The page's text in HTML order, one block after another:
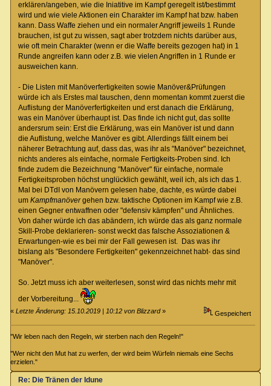
erklären/angeben, wie die Iniatitive im Kampf geregelt ist/bestimmt
wird und wie viele Aktionen ein Charakter im Kampf hat bzw. haben
kann. Dass Waffe ziehen und ein normaler Angriff jeweils 1 Runde
brauchen, ist gut zu wissen, sagt aber trotzdem nichts darüber aus,
wie oft mein Charakter (wenn er die Waffe bereits gezogen hat) in 1
Runde angreifen kann oder z.B. wie vielen Angriffen in 1 Runde er
ausweichen kann.
- Die Listen mit Manöverfertigkeiten sowie Manöver&Prüfungen
würde ich als Erstes mal tauschen, denn momentan kommt zuerst die
Auflistung der Manöverfertigkeiten und erst danach die Erklärung,
was ein Manöver überhaupt ist. Das finde ich nicht gut, das sollte
andersrum sein: Erst die Erklärung, was ein Manöver ist und dann
die Auflistung, welche Manöver es gibt. Allerdings fällt einem bei
näherer Betrachtung auf, dass das, was ihr als "Manöver" bezeichnet,
nichts anderes als einfache, normale Fertigkeits-Proben sind. Ich
finde zudem die Bezeichnung "Manöver" für einfache, normale
Fertigkeitsproben höchst unglücklich gewählt, weil ich, als ich das 1.
Mal bei DTdI von Manövern gelesen habe, dachte, es würde dabei
um Kampfmanövergehen bzw. taktische Optionen im Kampf wie z.B.
einen Gegner entwaffnen oder "defensiv kämpfen" und Ähnliches.
Von daher würde ich das abändern, ich würde das als ganz normale
Skill-Probe deklarieren- sonst weckt das falsche Assoziationen &
Erwartungen-wie es bei mir der Fall gewesen ist. Das was ihr
bislang als "Besondere Fertigkeiten" gekennzeichnet habt- das sind
"Manöver".
So. Jetzt muss ich aber weiterlesen, sonst wird das nichts mehr mit
der Vorbereitung...
«Letzte Änderung: 15.10.2019 | 10:12 von Blizzard» Gespeichert
"Wir leben nach den Regeln, wir sterben nach den Regeln!"
"Wer nicht den Mut hat zu werfen, der wird beim Würfeln niemals eine Sechs
erzielen."
Re: Die Tränen der Idune